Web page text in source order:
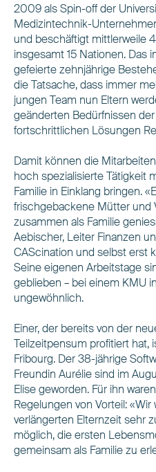
2009 als Spin-off der
Medizintechnik-
und beschäftigt mittlerweile
insgesamt 15 Nationen. Das
gefeierte zehnjährige
die Tatsache, dass immer
jungen Team nun Eltern
geänderten Bedürfnissen
fortschrittlichen Lösungen
Damit können die
hoch spezialisierte Tätigkeit
Familie in Einklang bringen.
frischgebackene Mütter und
zusammen als Familie
Aebischer, Leiter Finanzen
CAScination und selbst erst
Seine eigenen Arbeitstage
geblieben – bei einem KMU
ungewöhnlich.
Einer, der bereits von der
Teilzeitpensum profitiert hat,
Fribourg. Der 38-jährige
Freundin Aurélie sind im
Elise geworden. Für ihn
Regelungen von Vorteil:
verlängerten Elternzeit sehr
möglich, die ersten
gemeinsam als Familie zu